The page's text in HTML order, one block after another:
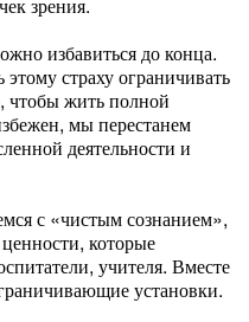
избавиться до конца.
страху ограничивать
чтобы жить полной
мы перестанем
деятельности и
с «чистым сознанием»,
которые
учителя. Вместе
установки.